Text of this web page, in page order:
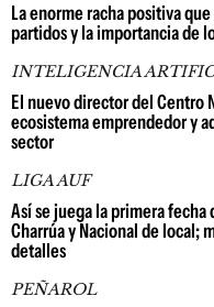
La enorme racha positiva
partidos y la importancia de
INTELIGENCIA
El nuevo director del Centro
ecosistema emprendedor y
sector
LIGA AUF
Así se juega la primera fecha
Charrúa y Nacional de local;
detalles
PEÑAROL